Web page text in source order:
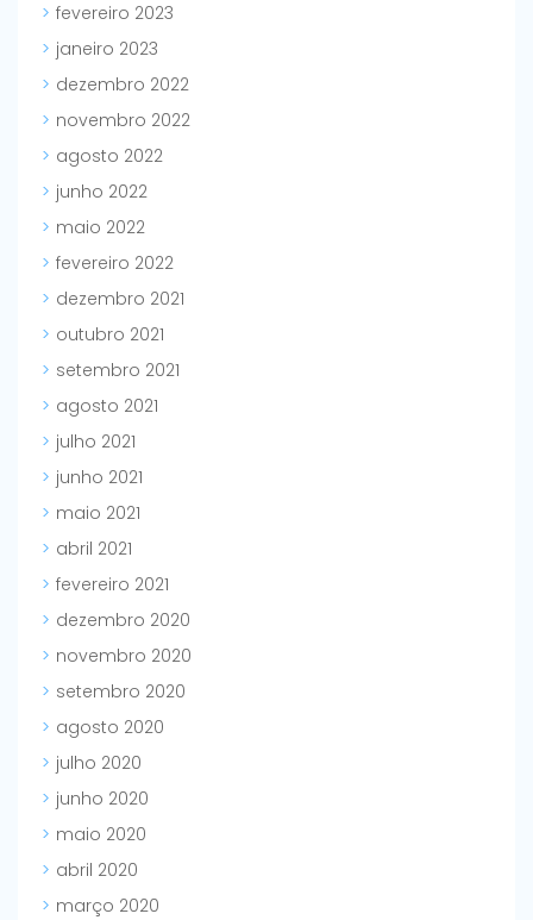
fevereiro 2023
janeiro 2023
dezembro 2022
novembro 2022
agosto 2022
junho 2022
maio 2022
fevereiro 2022
dezembro 2021
outubro 2021
setembro 2021
agosto 2021
julho 2021
junho 2021
maio 2021
abril 2021
fevereiro 2021
dezembro 2020
novembro 2020
setembro 2020
agosto 2020
julho 2020
junho 2020
maio 2020
abril 2020
março 2020